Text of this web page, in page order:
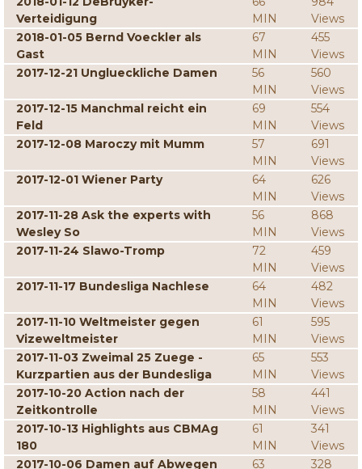
Verteidigung
MIN
Views
2018-01-05 Bernd Voeckler als
Gast
67
MIN
455
Views
2017-12-21 Unglueckliche Damen
56
MIN
560
Views
2017-12-15 Manchmal reicht ein
Feld
69
MIN
554
Views
2017-12-08 Maroczy mit Mumm
57
MIN
691
Views
2017-12-01 Wiener Party
64
MIN
626
Views
2017-11-28 Ask the experts with
Wesley So
56
MIN
868
Views
2017-11-24 Slawo-Tromp
72
MIN
459
Views
2017-11-17 Bundesliga Nachlese
64
MIN
482
Views
2017-11-10 Weltmeister gegen
Vizeweltmeister
61
MIN
595
Views
2017-11-03 Zweimal 25 Zuege -
Kurzpartien aus der Bundesliga
65
MIN
553
Views
2017-10-20 Action nach der
Zeitkontrolle
58
MIN
441
Views
2017-10-13 Highlights aus CBMAg
180
61
MIN
341
Views
2017-10-06 Damen auf Abwegen
63 328